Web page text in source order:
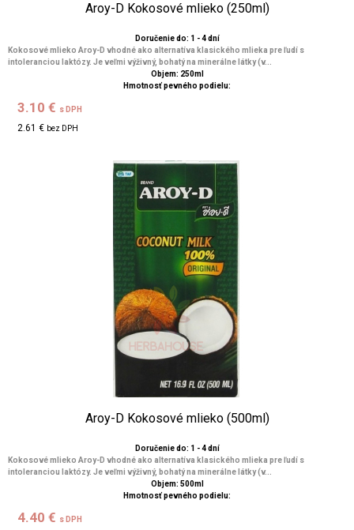
Aroy-D Kokosové mlieko (250ml)
Doručenie do: 1 - 4 dní
Kokosové mlieko Aroy-D vhodné ako alternatíva klasického mlieka pre ľudí s
intoleranciou laktózy. Je veľmi výživný, bohatý na minerálne látky (v...
Objem: 250ml
Hmotnosť pevného podielu:
3.10 € s DPH
2.61 € bez DPH
Aroy-D Kokosové mlieko (500ml)
Doručenie do: 1 - 4 dní
Kokosové mlieko Aroy-D vhodné ako alternatíva klasického mlieka pre ľudí s
intoleranciou laktózy. Je veľmi výživný, bohatý na minerálne látky (v...
Objem: 500ml
Hmotnosť pevného podielu:
4.40 € s DPH